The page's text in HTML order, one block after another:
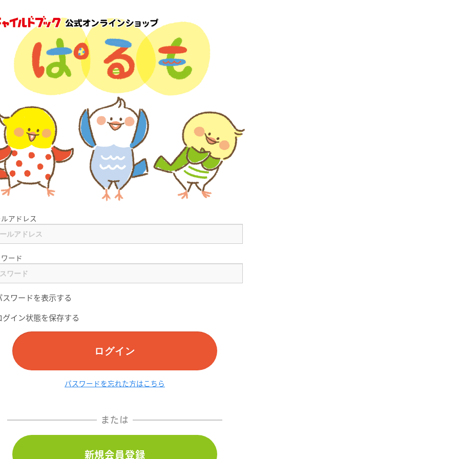
アドレス
ード
ワードを表示する
イン状態を保存する
ログイン
パスワードを忘れた方はこちら
または
新規会員登録